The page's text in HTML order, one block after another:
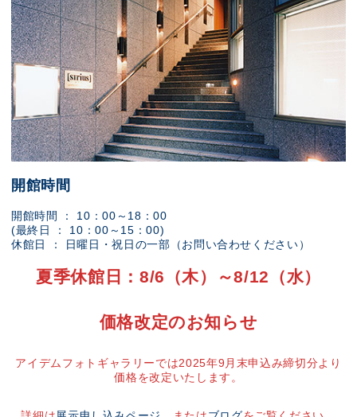
開館時間
開館時間 ： 10：00～18：00
(最終日 ： 10：00～15：00)
休館日 ： 日曜日・祝日の一部（お問い合わせください）
夏季休館日：8/6（木）～8/12（水）
価格改定のお知らせ
アイデムフォトギャラリーでは2025年9月末申込み締切分より
価格を改定いたします。